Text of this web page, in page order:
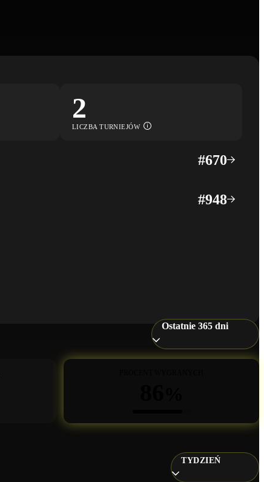
2
LICZBA TURNIEJÓW
#670
#948
Ostatnie 365 dni
TYDZIEŃ